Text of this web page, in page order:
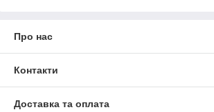
Про нас
Контакти
Доставка та оплата